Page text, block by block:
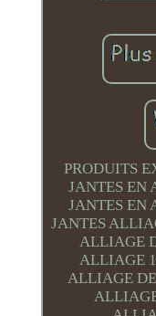
PRODUITS
JANTES EN
JANTES EN
JANTES
ALLIAGE
ALLIAGE
ALLIAGE